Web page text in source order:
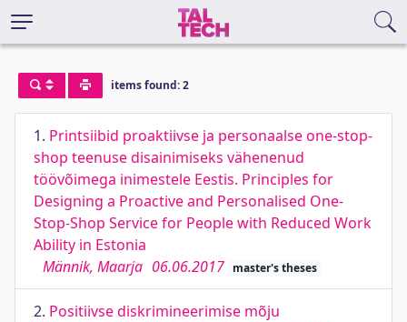
items found: 2
1. Printsiibid proaktiivse ja personaalse one-stop-
shop teenuse disainimiseks vähenenud
töövõimega inimestele Eestis. Principles for
Designing a Proactive and Personalised One-
Stop-Shop Service for People with Reduced Work
Ability in Estonia
Männik, Maarja 06.06.2017 master's theses
2. Positiivse diskrimineerimise mõju